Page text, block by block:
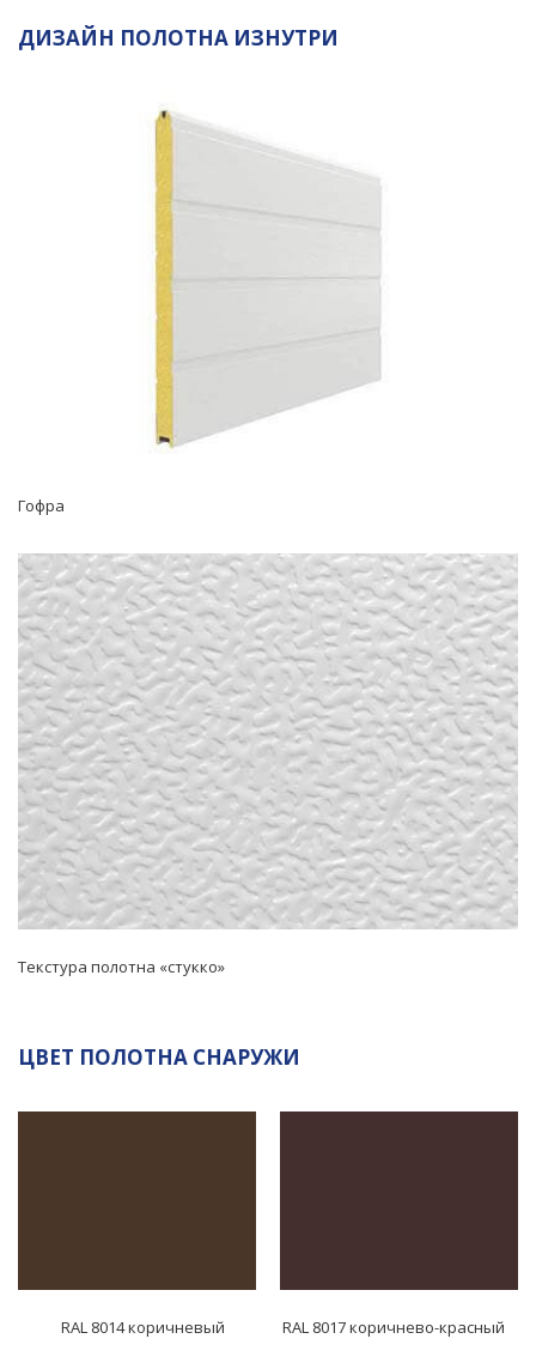
ДИЗАЙН ПОЛОТНА ИЗНУТРИ
Гофра
Текстура полотна «стукко»
ЦВЕТ ПОЛОТНА СНАРУЖИ
RAL 8014 коричневый RAL 8017 коричнево-красный